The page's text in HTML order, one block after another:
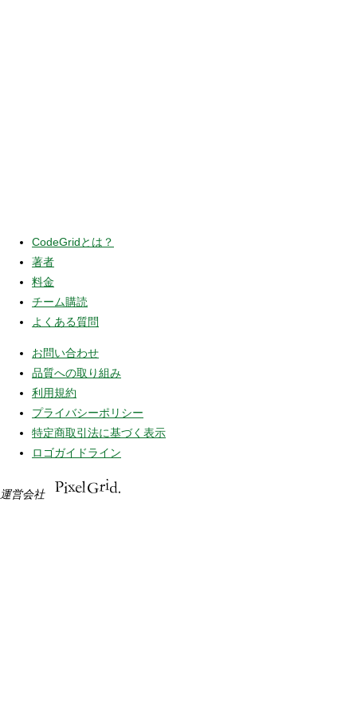
CodeGridとは？
著者
料金
チーム購読
よくある質問
お問い合わせ
品質への取り組み
利用規約
プライバシーポリシー
特定商取引法に基づく表示
ロゴガイドライン
運営会社